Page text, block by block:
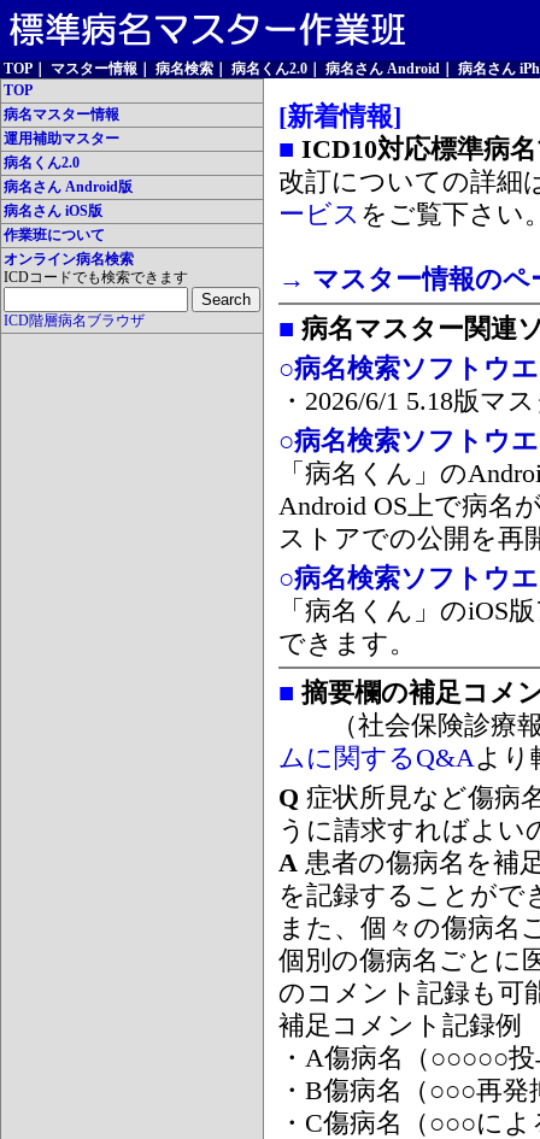
TOP マスター情報 病名検索 病名くん2.0 病名さん Android
病名さん
TOP
病名マスター情報
運用補助マスター
病名くん2.0
病名さん Android版
病名さん iOS版
作業班について
オンライン病名検索
ICDコードでも検索できます
ICD階層病名ブラウザ
[新着情報]
■ ICD10対応標準病
改訂についての詳細
ービス をご覧下さい
→ マスター情報のペ
■ 病名マスター関連
○病名検索ソフトウ
・2026/6/1 5.18版マ
○病名検索ソフトウ
「病名くん」の
Android OS上で病名
ストアでの公開を再
○病名検索ソフトウ
「病名くん」のiOS
できます。
■ 摘要欄の補足コメ
（社会保険診療報
ムに関するQ&Aより
Q 症状所見など傷病
うに請求すればよい
A 患者の傷病名を補
を記録することがで
また、個々の傷病名
個別の傷病名ごとに
のコメント記録も可
補足コメント記録例
・A傷病名（○○○○○
・B傷病名（○○○再
・C傷病名（○○○に